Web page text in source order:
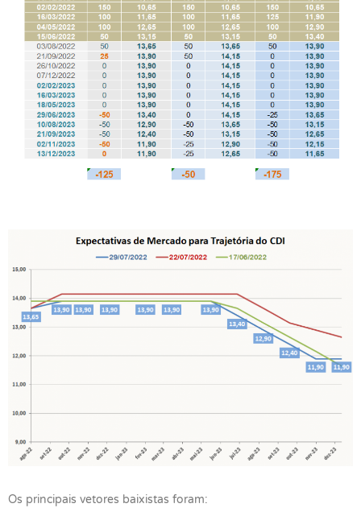
Os principais vetores baixistas foram: